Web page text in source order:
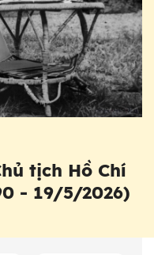
tịch Hồ Chí
- 19/5/2026)